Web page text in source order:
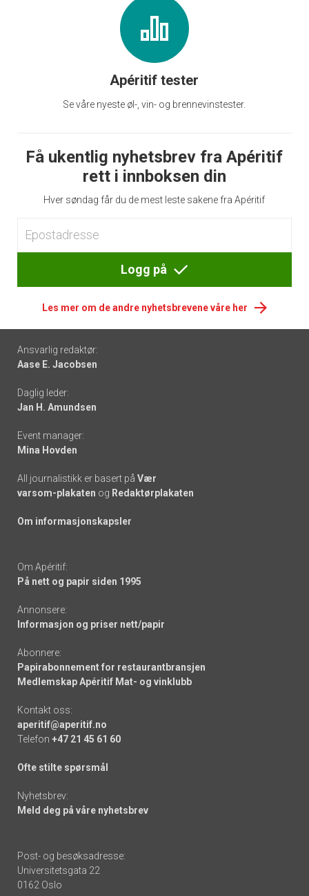
Apéritif tester
Se våre nyeste øl-, vin- og brennevinstester.
Få ukentlig nyhetsbrev fra Apéritif
rett i innboksen din
Hver søndag får du de mest leste sakene fra Apéritif
Logg på
Les mer om de andre nyhetsbrevene våre her
Footer
-
links
Ansvarlig redaktør:
Aase E. Jacobsen
Daglig leder:
Jan H. Amundsen
Event manager:
Mina Hovden
All journalistikk er basert på Vær
varsom-plakaten og Redaktørplakaten
Om informasjonskapsler
Om Apéritif:
På nett og papir siden 1995
Annonsere:
Informasjon og priser nett/papir
Abonnere:
Papirabonnement for restaurantbransjen
Medlemskap Apéritif Mat- og vinklubb
Kontakt oss:
aperitif@aperitif.no
Telefon +47 21 45 61 60
Ofte stilte spørsmål
Nyhetsbrev:
Meld deg på våre nyhetsbrev
Post- og besøksadresse:
Universitetsgata 22
0162 Oslo